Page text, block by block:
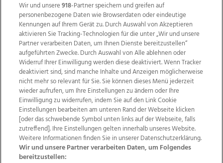
Wir über uns Mediadaten Kontakt
Jobs
Datenschutz
Impressum
AGB Anzeigekunden
AGB Website
Ehrenkodex Politische Werbung
Wir und unsere918-Partner speichern und greifen auf
personenbezogene Daten wie Browserdaten oder eindeutige
Kennungen auf Ihrem Gerät zu. Durch Auswahl von Akzeptieren
aktivieren Sie Tracking-Technologien für die unter „Wir und unsere
Partner verarbeiten Daten, um Ihnen Dienste bereitzustellen“
aufgeführten Zwecke. Durch Auswahl von Alle ablehnen oder
Widerruf Ihrer Einwilligung werden diese deaktiviert. Wenn Tracker
deaktiviert sind, sind manche Inhalte und Anzeigen möglicherweise
nicht mehr so relevant für Sie. Sie können dieses Menü jederzeit
wieder aufrufen, um Ihre Einstellungen zu ändern oder Ihre
Einwilligung zu widerrufen, indem Sie auf den Link Cookie
Einstellungen bearbeiten am unteren Rand der Webseite klicken
[oder das schwebende Symbol unten links auf der Webseite, falls
zutreffend]. Ihre Einstellungen gelten innerhalb unseres Website.
Weitere Informationen finden Sie in unserer Datenschutzerklärung.
Wir und unsere Partner verarbeiten Daten, um Folgendes
bereitzustellen: